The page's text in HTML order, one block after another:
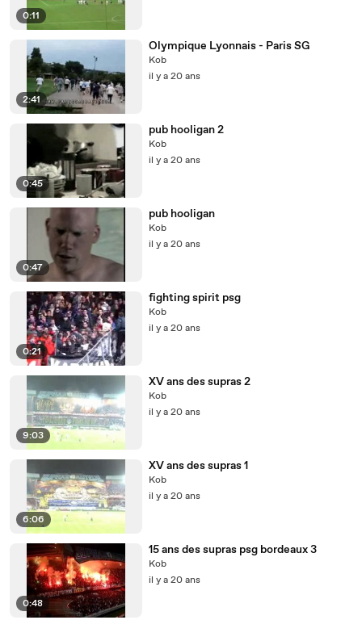
0:11
2:41
Olympique Lyonnais - Paris SG
Kob
il y a 20 ans
0:45
pub hooligan 2
Kob
il y a 20 ans
0:47
pub hooligan
Kob
il y a 20 ans
0:21
fighting spirit psg
Kob
il y a 20 ans
9:03
XV ans des supras 2
Kob
il y a 20 ans
6:06
XV ans des supras 1
Kob
il y a 20 ans
0:48
15 ans des supras psg bordeaux 3
Kob
il y a 20 ans